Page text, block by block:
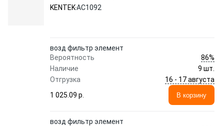
KENTEKAC1092
возд фильтр элемент
Вероятность
86%
Наличие
9 шт.
Отгрузка
16 - 17 августа
1 025.09 p.
В корзину
возд фильтр элемент